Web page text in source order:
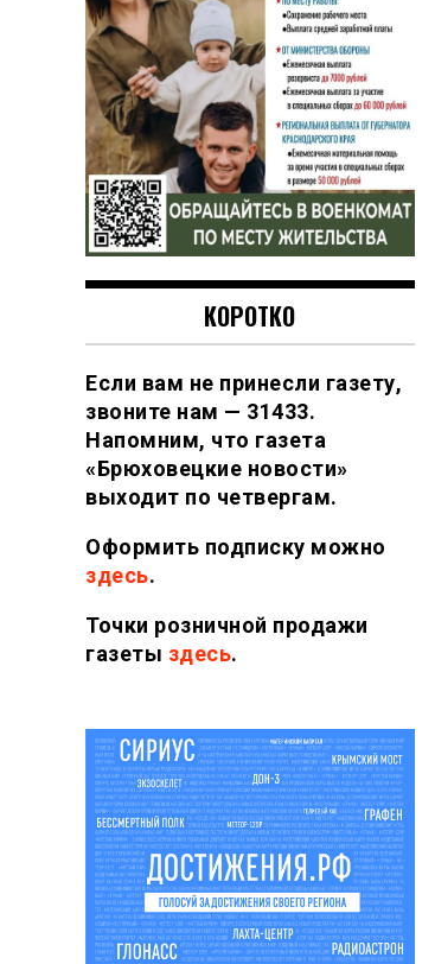
КОРОТКО
Если вам не принесли газету,
звоните нам — 31433.
Напомним, что газета
«Брюховецкие новости»
выходит по четвергам.
Оформить подписку можно
здесь.
Точки розничной продажи
газеты здесь.